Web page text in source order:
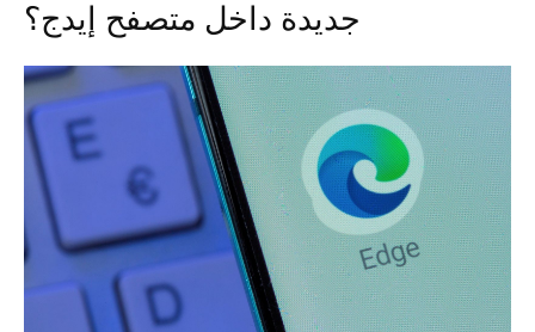
جديدة داخل متصفح إيدج؟